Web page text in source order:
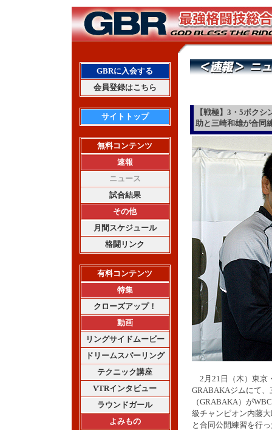
GBRに入会する
会員登録はこちら
サイトトップ
無料コンテンツ
速報
ニュース
試合結果
その他
月間スケジュール
格闘リンク
有料コンテンツ
特集
クローズアップ！
動画
リングサイドムービー
ドリームスパーリング
テクニック講座
VTRインタビュー
ラウンドガール
よみもの
【戦極】3・5ボク
助と三崎和雄が合同
2月21日（木）東京
GRABAKAジムにて、
（GRABAKA）が
級チャンピオン内藤
と合同公開練習を行